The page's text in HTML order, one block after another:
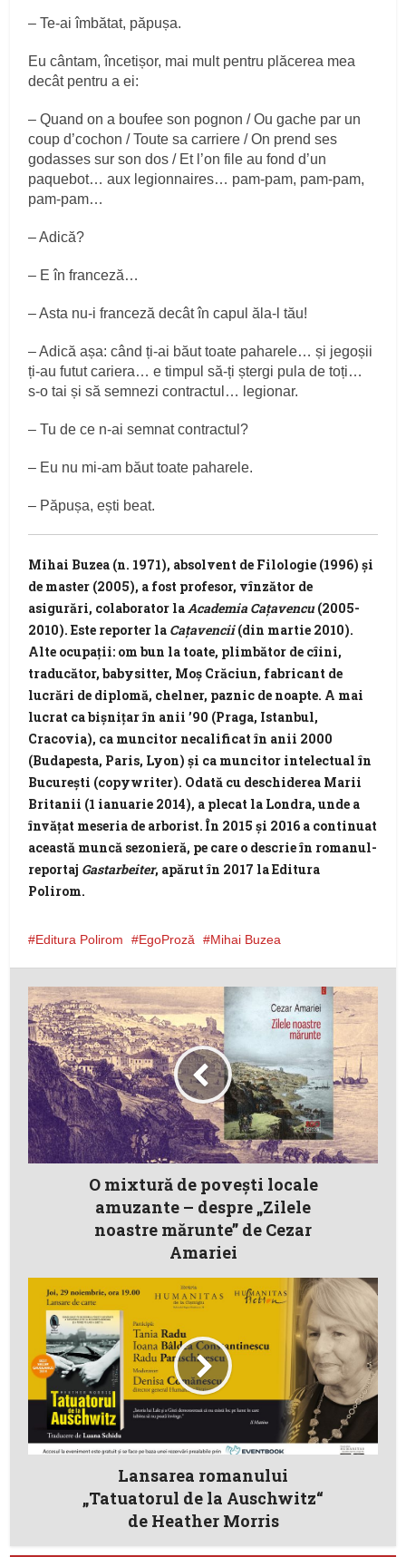
– Te-ai îmbătat, păpușa.
Eu cântam, încetișor, mai mult pentru plăcerea mea
decât pentru a ei:
– Quand on a boufee son pognon / Ou gache par un
coup d’cochon / Toute sa carriere / On prend ses
godasses sur son dos / Et l’on file au fond d’un
paquebot… aux legionnaires… pam-pam, pam-pam,
pam-pam…
– Adică?
– E în franceză…
– Asta nu-i franceză decât în capul ăla-l tău!
– Adică așa: când ți-ai băut toate paharele… și jegoșii
ți-au futut cariera… e timpul să-ți ștergi pula de toți…
s-o tai și să semnezi contractul… legionar.
– Tu de ce n-ai semnat contractul?
– Eu nu mi-am băut toate paharele.
– Păpușa, ești beat.
Mihai Buzea (n. 1971), absolvent de Filologie (1996) şi
de master (2005), a fost profesor, vînzător de
asigurări, colaborator laAcademia Caţavencu(2005-
2010). Este reporter la Caţavencii(din martie 2010).
Alte ocupaţii: om bun la toate, plimbător de cîini,
traducător, babysitter, Moş Crăciun, fabricant de
lucrări de diplomă, chelner, paznic de noapte. A mai
lucrat ca bişniţar în anii ’90 (Praga, Istanbul,
Cracovia), ca muncitor necalificat în anii 2000
(Budapesta, Paris, Lyon) şi ca muncitor intelectual în
Bucureşti (copywriter). Odată cu deschiderea Marii
Britanii (1 ianuarie 2014), a plecat la Londra, unde a
învăţat meseria de arborist. În 2015 şi 2016 a continuat
această muncă sezonieră, pe care o descrie în romanul-
reportaj Gastarbeiter, apărut în 2017 la Editura
Polirom.
Editura Polirom EgoProză Mihai Buzea
O mixtură de poveşti locale
amuzante – despre „Zilele
noastre mărunte” de Cezar
Amariei
Lansarea romanului
„Tatuatorul de la Auschwitz“
de Heather Morris